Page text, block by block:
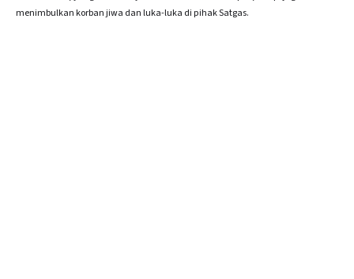
menimbulkan korban jiwa dan luka-luka di pihak Satgas.